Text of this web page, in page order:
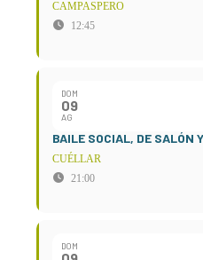
CAMPASPERO
12:45
DOM
09
AG
BAILE SOCIAL, DE SALÓN
CUÉLLAR
21:00
DOM